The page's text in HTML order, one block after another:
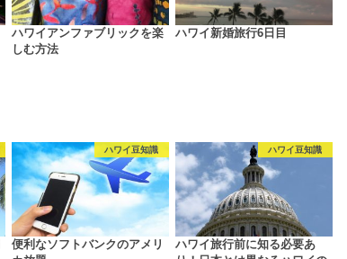
ハワイアンファブリックを楽
しむ方法
ハワイ新婚旅行6日目
ハワイ豆知識
便利なソフトバンクのアメリ
ハワイ豆知識
ハワイ旅行前に知る必要あ